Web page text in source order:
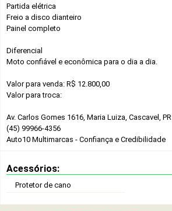
Partida elétrica
Freio a disco dianteiro
Painel completo
Diferencial
Moto confiável e econômica para o dia a dia.
Valor para venda: R$ 12.800,00
Valor para troca:
Av. Carlos Gomes 1616, Maria Luiza, Cascavel, PR
(45) 99966-4356
Auto10 Multimarcas - Confiança e Credibilidade
Acessórios:
Protetor de cano